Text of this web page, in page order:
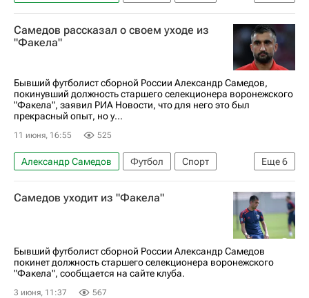
Бразилия
Россия
Испания
Карло Анчелотти
ЧМ по футболу 2026
Самедов рассказал о своем уходе из
"Факела"
Бывший футболист сборной России Александр Самедов,
покинувший должность старшего селекционера воронежского
"Факела", заявил РИА Новости, что для него это был
прекрасный опыт, но у...
11 июня, 16:55 525
Еще6
Александр Самедов Футбол
Спорт
Россия
Кирилл Котов
Роман Асхабадзе
Факел
Локомотив (Москва)
Самедов уходит из "Факела"
Бывший футболист сборной России Александр Самедов
покинет должность старшего селекционера воронежского
"Факела", сообщается на сайте клуба.
3 июня, 11:37 567